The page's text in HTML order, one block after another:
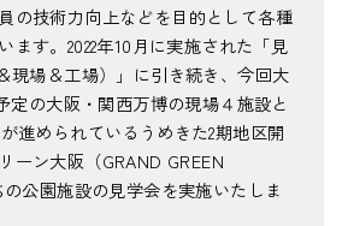
の技術力向上などを目的として各種
ます。2022年10月に実施された「見
現場＆工場）」に引き続き、今回大
定の大阪・関西万博の現場４施設と
進められているうめきた2期地区開
ーン大阪（GRAND GREEN
公園施設の見学会を実施いたしま